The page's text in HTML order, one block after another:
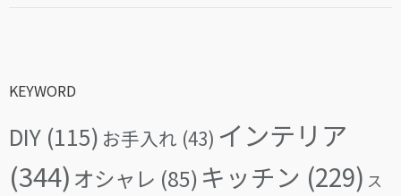
KEYWORD
DIY (115) お手入れ (43) インテリア
(344) オシャレ (85) キッチン (229) ス